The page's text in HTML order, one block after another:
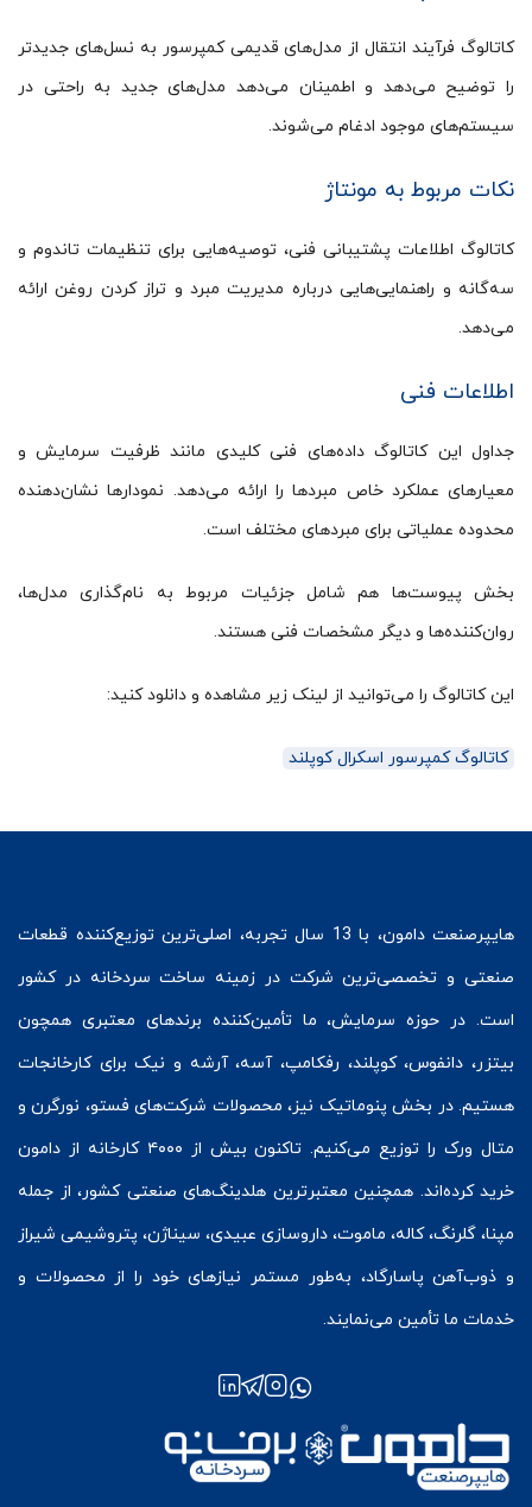
کاتالوگ فرآیند انتقال از مدل‌های قدیمی کمپرسور به نسل‌های جدیدتر
را توضیح می‌دهد و اطمینان می‌دهد مدل‌های جدید به راحتی در
سیستم‌های موجود ادغام می‌شوند.
نکات مربوط به مونتاژ
کاتالوگ اطلاعات پشتیبانی فنی، توصیه‌هایی برای تنظیمات تاندوم و
سه‌گانه و راهنمایی‌هایی درباره مدیریت مبرد و تراز کردن روغن ارائه
می‌دهد.
اطلاعات فنی
جداول این کاتالوگ داده‌های فنی کلیدی مانند ظرفیت سرمایش و
معیارهای عملکرد خاص مبردها را ارائه می‌دهد. نمودارها نشان‌دهنده
محدوده عملیاتی برای مبردهای مختلف است.
بخش پیوست‌ها هم شامل جزئیات مربوط به نام‌گذاری مدل‌ها،
روان‌کننده‌ها و دیگر مشخصات فنی هستند.
این کاتالوگ را می‌توانید از لینک زیر مشاهده و دانلود کنید:
کاتالوگ کمپرسور اسکرال کوپلند
هایپرصنعت
دامون، با 13 سال تجربه، اصلی‌ترین توزیع‌کننده قطعات
صنعتی و تخصصی‌ترین شرکت در زمینه ساخت سردخانه در کشور
است. در حوزه سرمایش، ما تأمین‌کننده برندهای معتبری همچون
بیتزر، دانفوس،کوپلند، رفکامپ، آسه، آرشه و نیک برای کارخانجات
هستیم. در بخش پنوماتیک نیز، محصولات شرکت‌های فستو، نورگرن و
متال ورک
را توزیع می‌کنیم. تاکنون بیش از ۴۰۰۰ کارخانه از دامون
خرید کرده‌اند. همچنین معتبرترین هلدینگ‌های صنعتی کشور، از جمله
مپنا، گلرنگ، کاله، ماموت، داروسازی عبیدی، سیناژن، پتروشیمی شیراز
و ذوب‌آهن پاسارگاد، به‌طور مستمر نیازهای خود را از محصولات و
خدمات ما تأمین می‌نمایند.